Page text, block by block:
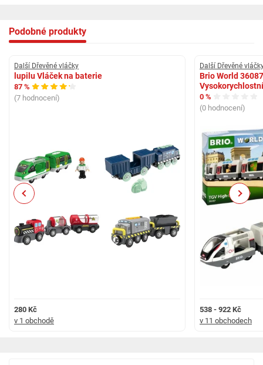
Podobné produkty
Další Dřevěné vláčky
lupilu Vláček na baterie
87 %
(7 hodnocení)
280 Kč
v 1 obchodě
Další Dřevěné
Brio World
0 %
(0 hodnocení)
538 - 922 Kč
v 11 obchodech
Previous Next